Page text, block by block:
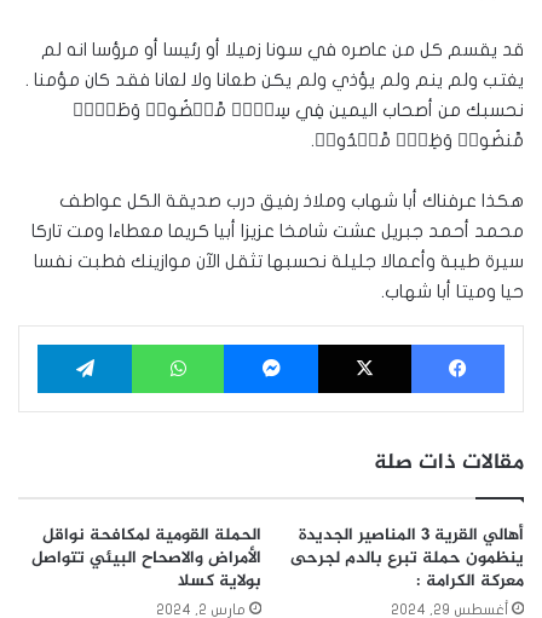
قد يقسم كل من عاصره في سونا زميلا أو رئيسا أو مرؤسا انه لم
يغتب ولم ينم ولم يؤذي ولم يكن طعانا ولا لعانا فقد كان مؤمنا .
نحسبك من أصحاب اليمين فِي سِدۡرٖ مَّخۡضُودٖ وَطَلۡحٖ
مَّنضُودٖ وَظِلّٖ مَّمۡدُودٖ.
هكذا عرفناك أبا شهاب وملاذ رفيق درب صديقة الكل عواطف
محمد أحمد جبريل عشت شامخا عزيزا أبيا كريما معطاءا ومت تاركا
سيرة طيبة وأعمالا جليلة نحسبها تثقل الآن موازينك فطبت نفسا
حيا وميتا أبا شهاب.
فيسبوك ‫X ماسنجر واتساب
مقالات ذات صلة
أهالي القرية 3 المناصير الجديدة
ينظمون حملة تبرع بالدم لجرحى
معركة الكرامة :
أغسطس 29, 2024
الحملة القومية لمكافحة نواقل
الأمراض والاصحاح البيئي تتواصل
بولاية كسلا
مارس 2, 2024